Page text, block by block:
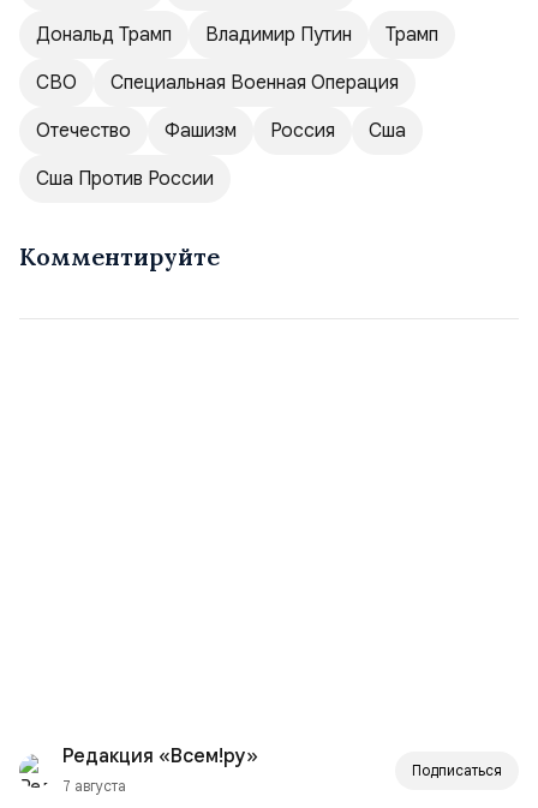
Дональд Трамп
Владимир Путин
Трамп
СВО
Специальная Военная Операция
Отечество
Фашизм Россия
Сша
Сша Против России
Комментируйте
Редакция «Всем!ру»
7 августа
Подписаться